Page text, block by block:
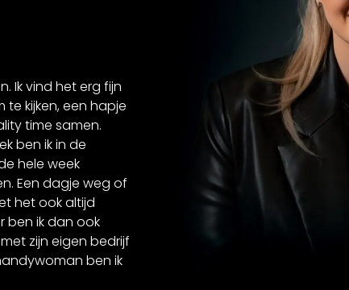
Ik vind het erg fijn
kijken, een hapje
time samen.
ben ik in de
hele week
Een dagje weg of
het ook altijd
ben ik dan ook
zijn eigen bedrijf
ben ik